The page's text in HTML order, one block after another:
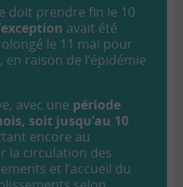
doit prendre fin le 10
avait été
le 11 mai pour
raison de l’épidémie
avec une période
soit jusqu’au 10
encore au
la circulation des
et l’accueil du